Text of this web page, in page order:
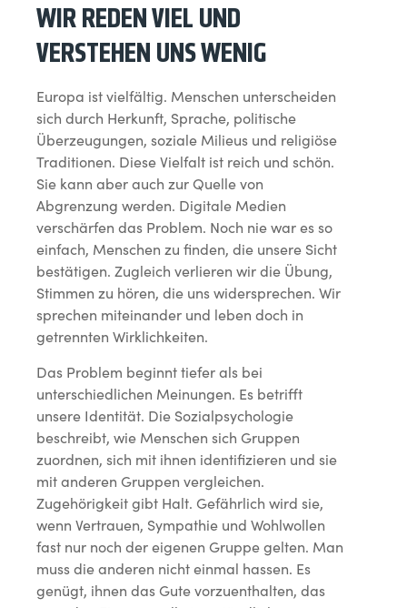
WIR REDEN VIEL UND
VERSTEHEN UNS WENIG
Europa ist vielfältig. Menschen unterscheiden
sich durch Herkunft, Sprache, politische
Überzeugungen, soziale Milieus und religiöse
Traditionen. Diese Vielfalt ist reich und schön.
Sie kann aber auch zur Quelle von
Abgrenzung werden. Digitale Medien
verschärfen das Problem. Noch nie war es so
einfach, Menschen zu finden, die unsere Sicht
bestätigen. Zugleich verlieren wir die Übung,
Stimmen zu hören, die uns widersprechen. Wir
sprechen miteinander und leben doch in
getrennten Wirklichkeiten.
Das Problem beginnt tiefer als bei
unterschiedlichen Meinungen. Es betrifft
unsere Identität. Die Sozialpsychologie
beschreibt, wie Menschen sich Gruppen
zuordnen, sich mit ihnen identifizieren und sie
mit anderen Gruppen vergleichen.
Zugehörigkeit gibt Halt. Gefährlich wird sie,
wenn Vertrauen, Sympathie und Wohlwollen
fast nur noch der eigenen Gruppe gelten. Man
muss die anderen nicht einmal hassen. Es
genügt, ihnen das Gute vorzuenthalten, das